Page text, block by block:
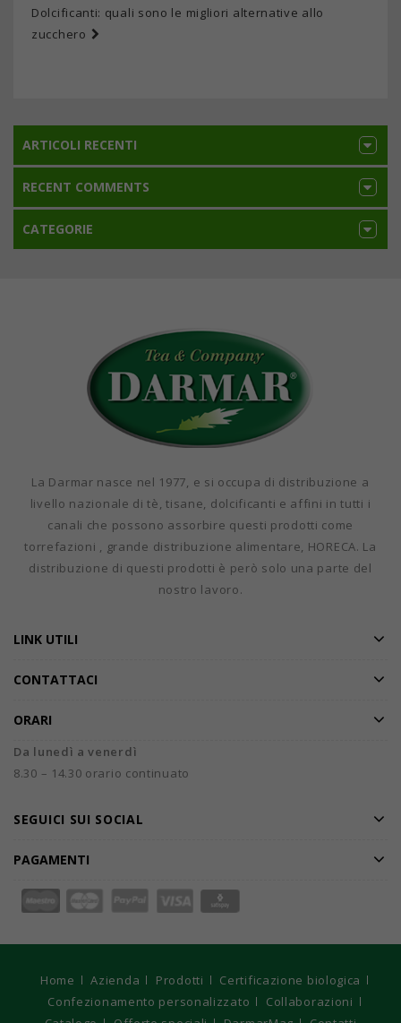
Dolcificanti: quali sono le migliori alternative allo
zucchero
ARTICOLI RECENTI
RECENT COMMENTS
CATEGORIE
La Darmar nasce nel 1977, e si occupa di distribuzione a
livello nazionale di tè, tisane, dolcificanti e affini in tutti i
canali che possono assorbire questi prodotti come
torrefazioni , grande distribuzione alimentare, HORECA. La
distribuzione di questi prodotti è però solo una parte del
nostro lavoro.
LINK UTILI
CONTATTACI
ORARI
Da lunedì a venerdì
8.30 – 14.30 orario continuato
SEGUICI SUI SOCIAL
PAGAMENTI
Home Azienda Prodotti
Certificazione biologica
Confezionamento personalizzato
Collaborazioni